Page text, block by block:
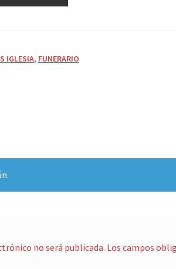
IGLESIA, FUNERARIO
no será publicada. Los campos